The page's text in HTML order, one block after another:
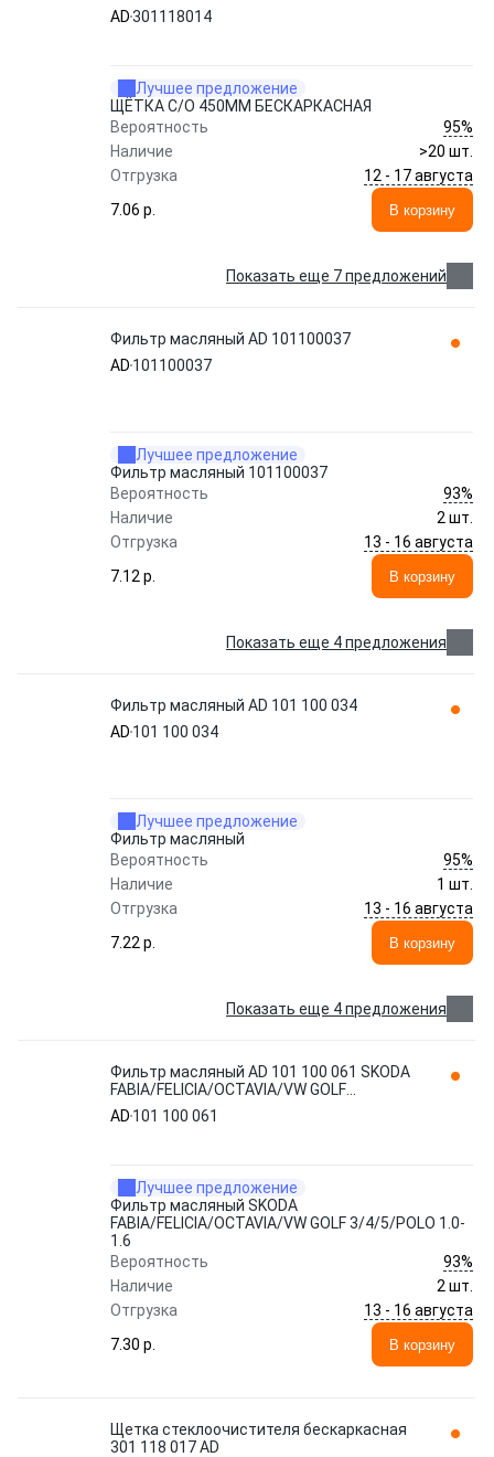
AD301118014
Лучшее предложение
ЩЁТКА С/О 450ММ БЕСКАРКАСНАЯ
Вероятность
95%
Наличие
>20 шт.
Отгрузка
12 - 17 августа
7.06 p.
В корзину
Показать еще 7 предложений
Фильтр масляный AD 101100037
AD 101100037
Лучшее предложение
Фильтр масляный 101100037
Вероятность
93%
Наличие
2 шт.
Отгрузка
13 - 16 августа
7.12 p.
В корзину
Показать еще 4 предложения
Фильтр масляный AD 101 100 034
AD 101 100 034
Лучшее предложение
Фильтр масляный
Вероятность
95%
Наличие
1 шт.
Отгрузка
13 - 16 августа
7.22 p.
В корзину
Показать еще 4 предложения
Фильтр масляный AD 101 100 061 SKODA
FABIA/FELICIA/OCTAVIA/VW GOLF
3/4/5/POLO 1.0-1.6
AD 101 100 061
Лучшее предложение
Фильтр масляный SKODA
FABIA/FELICIA/OCTAVIA/VW GOLF 3/4/5/POLO 1.0-
1.6
Вероятность
93%
Наличие
2 шт.
Отгрузка
13 - 16 августа
7.30 p.
В корзину
Щетка стеклоочистителя бескаркасная
301 118 017 AD